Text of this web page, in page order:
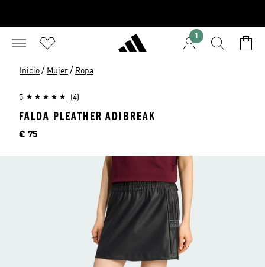
1
Inicio / Mujer / Ropa
5 (4)
FALDA PLEATHER ADIBREAK
Precio
€ 75